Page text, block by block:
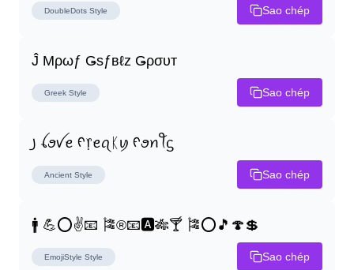
DoubleDots Style Sao chép
Ĵ Μρωƒ Ǥѕƒвℓz Ǥρσυт
Greek Style Sao chép
꠸ ꪶꪮꪜꫀ ᠻ᥅ꫀꪖᛕꪗ ᠻꪮꪀꪻᦓ
Ancient Style Sao chép
🚹 💪⭕✌📧 🎏®📧🅰🎋🍸 🎏⭕🎵🍄💲
EmojiStyle Style Sao chép